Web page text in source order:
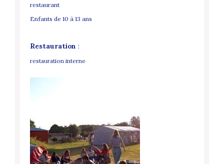
restaurant
Enfants de 10 à 13 ans
Restauration :
restauration interne